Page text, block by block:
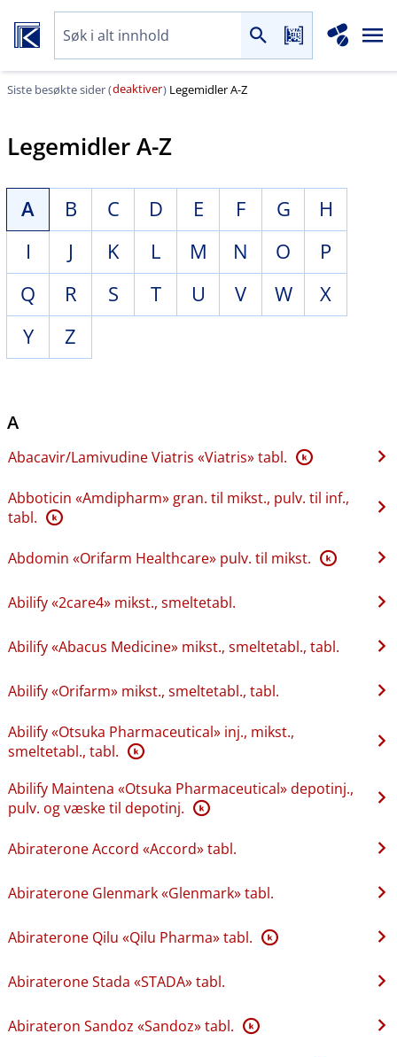
Siste besøkte sider (deaktiver) Legemidler A-Z
Legemidler A-Z
A B C D E F G
H
I
J K L M N O
P
Q
R S T U V W
X
Y
Z
A
Abacavir​/​Lamivudine Viatris «Viatris» tabl. K
Abboticin «Amdipharm» gran. til mikst., pulv. til inf.,
tabl. K
Abdomin «Orifarm Healthcare» pulv. til mikst. K
Abilify «2care4» mikst., smeltetabl.
Abilify «Abacus Medicine» mikst., smeltetabl., tabl.
Abilify «Orifarm» mikst., smeltetabl., tabl.
Abilify «Otsuka Pharmaceutical» inj., mikst.,
smeltetabl., tabl. K
Abilify Maintena «Otsuka Pharmaceutical» depotinj.,
pulv. og væske til depotinj. K
Abiraterone Accord «Accord» tabl.
Abiraterone Glenmark «Glenmark» tabl.
Abiraterone Qilu «Qilu Pharma» tabl. K
Abiraterone Stada «STADA» tabl.
Abirateron Sandoz «Sandoz» tabl. K